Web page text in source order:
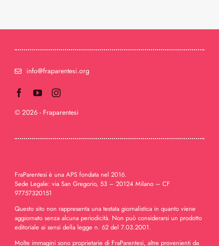
info@fraparentesi.org
© 2026 - Fraparentesi
FraParentesi è una APS fondata nel 2016.
Sede Legale: via San Gregorio, 53 – 20124 Milano – CF
97757320151
Questo sito non rappresenta una testata giornalistica in quanto viene
aggiornato senza alcuna periodicità. Non può considerarsi un prodotto
editoriale ai sensi della legge n. 62 del 7.03.2001.
Molte immagini sono proprietarie di FraParentesi, altre provenienti da